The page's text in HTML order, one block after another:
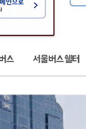
스 서울버스쉘터